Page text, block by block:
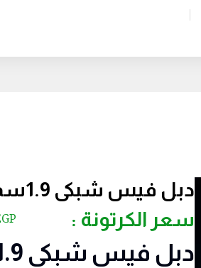
دبل فيس شبكى 1.9سم * 25متر
سعر الكرتونة :